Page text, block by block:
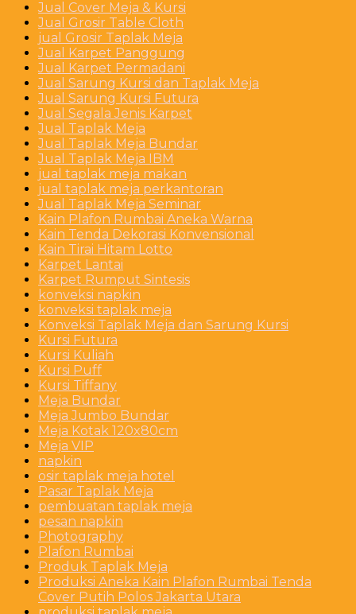
Jual Cover Meja & Kursi
Jual Grosir Table Cloth
jual Grosir Taplak Meja
Jual Karpet Panggung
Jual Karpet Permadani
Jual Sarung Kursi dan Taplak Meja
Jual Sarung Kursi Futura
Jual Segala Jenis Karpet
Jual Taplak Meja
Jual Taplak Meja Bundar
Jual Taplak Meja IBM
jual taplak meja makan
jual taplak meja perkantoran
Jual Taplak Meja Seminar
Kain Plafon Rumbai Aneka Warna
Kain Tenda Dekorasi Konvensional
Kain Tirai Hitam Lotto
Karpet Lantai
Karpet Rumput Sintesis
konveksi napkin
konveksi taplak meja
Konveksi Taplak Meja dan Sarung Kursi
Kursi Futura
Kursi Kuliah
Kursi Puff
Kursi Tiffany
Meja Bundar
Meja Jumbo Bundar
Meja Kotak 120x80cm
Meja VIP
napkin
osir taplak meja hotel
Pasar Taplak Meja
pembuatan taplak meja
pesan napkin
Photography
Plafon Rumbai
Produk Taplak Meja
Produksi Aneka Kain Plafon Rumbai Tenda
Cover Putih Polos Jakarta Utara